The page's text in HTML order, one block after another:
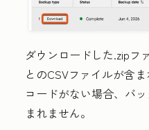
ダウンロードした.zipフ
とのCSVファイルが含
コードがない場合、バ
まれません。